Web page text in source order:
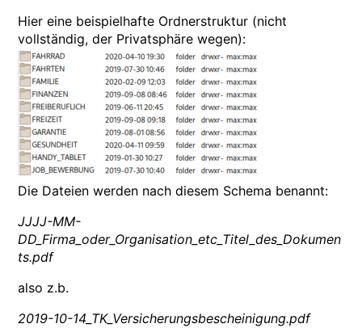
Hier eine beispielhafte Ordnerstruktur (nicht
vollständig, der Privatsphäre wegen):
Die Dateien werden nach diesem Schema benannt:
JJJJ-MM-
DD_Firma_oder_Organisation_etc_Titel_des_Dokumen
ts.pdf
also z.b.
2019-10-14_TK_Versicherungsbescheinigung.pdf